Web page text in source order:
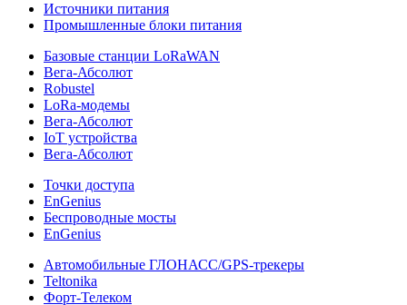
Источники питания
Промышленные блоки питания
Базовые станции LoRaWAN
Вега-Абсолют
Robustel
LoRa-модемы
Вега-Абсолют
IoT устройства
Вега-Абсолют
Точки доступа
EnGenius
Беспроводные мосты
EnGenius
Автомобильные ГЛОНАСС/GPS-трекеры
Teltonika
Форт-Телеком